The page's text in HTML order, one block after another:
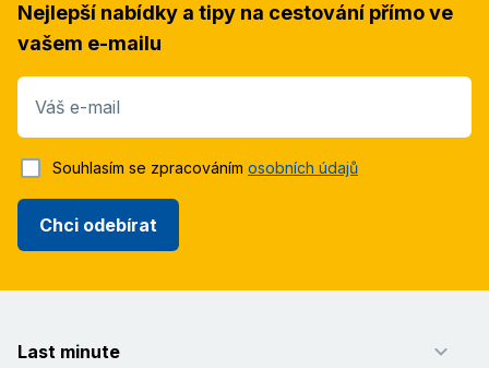
Nejlepší nabídky a tipy na cestování přímo ve
vašem e-mailu
Váš e-mail
Chci odebírat
Souhlasím se zpracováním osobních údajů
Last minute